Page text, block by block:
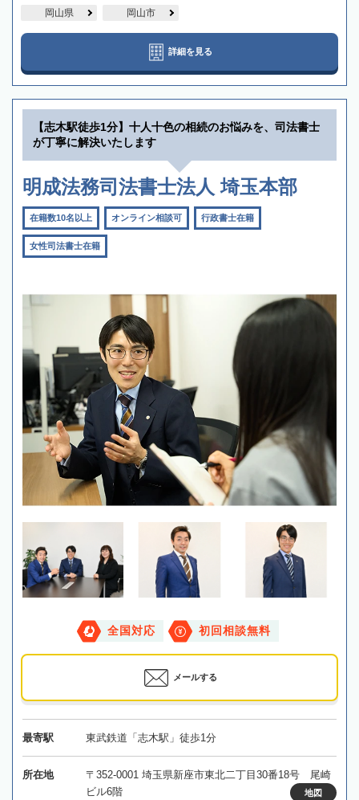
岡山県 岡山市
詳細を見る
【志木駅徒歩1分】十人十色の相続のお悩みを、司法書士
が丁寧に解決いたします
明成法務司法書士法人 埼玉本部
在籍数10名以上 オンライン相談可 行政書士在籍
女性司法書士在籍
全国対応 初回相談無料
メールする
最寄駅 東武鉄道「志木駅」徒歩1分
所在地
〒352-0001 埼玉県新座市東北二丁目30番18号 尾崎
ビル6階
地図